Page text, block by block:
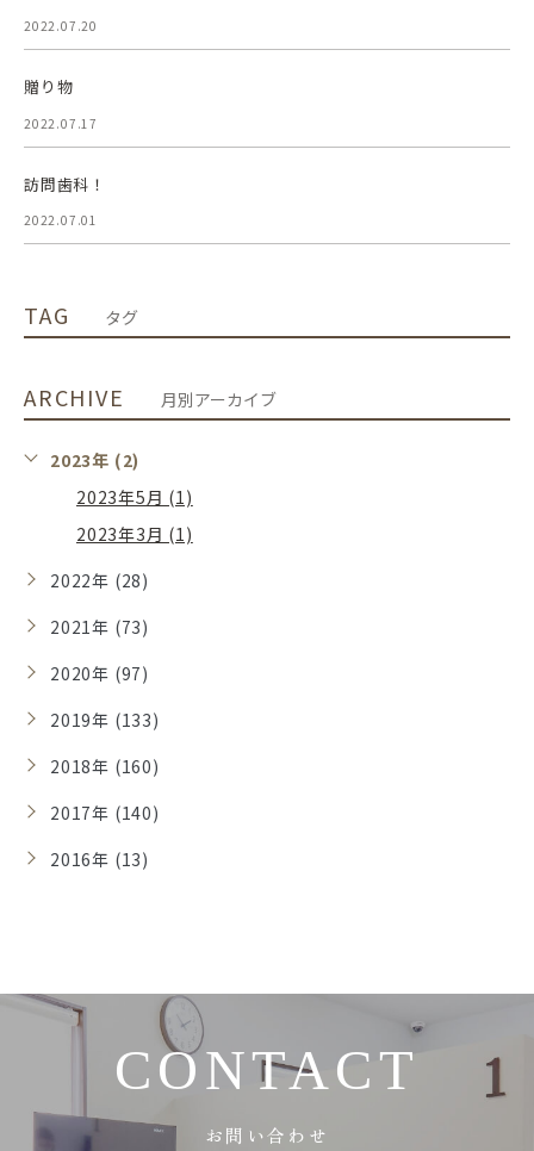
2022.07.20
贈り物
2022.07.17
訪問歯科！
2022.07.01
TAG タグ
ARCHIVE 月別アーカイブ
2023年 (2)
2023年5月 (1)
2023年3月 (1)
2022年 (28)
2021年 (73)
2020年 (97)
2019年 (133)
2018年 (160)
2017年 (140)
2016年 (13)
CONTACT
お問い合わせ